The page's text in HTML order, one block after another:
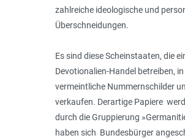
zahlreiche ideologische und
Überschneidungen.
Es sind diese Scheinstaaten, die
Devotionalien-Handel betreiben,
vermeintliche Nummernschilder
verkaufen. Derartige Papiere
durch die Gruppierung
haben sich Bundesbürger